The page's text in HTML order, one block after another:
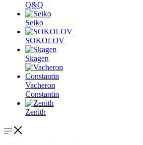
Q&Q
Seiko
SOKOLOV
Skagen
Vacheron
Constantin
Zenith